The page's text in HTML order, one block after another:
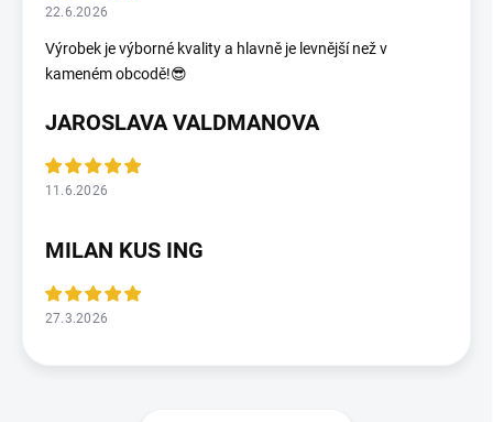
22.6.2026
Výrobek je výborné kvality a hlavně je levnější než v
kameném obcodě!😎
JAROSLAVA VALDMANOVA
11.6.2026
MILAN KUS ING
27.3.2026